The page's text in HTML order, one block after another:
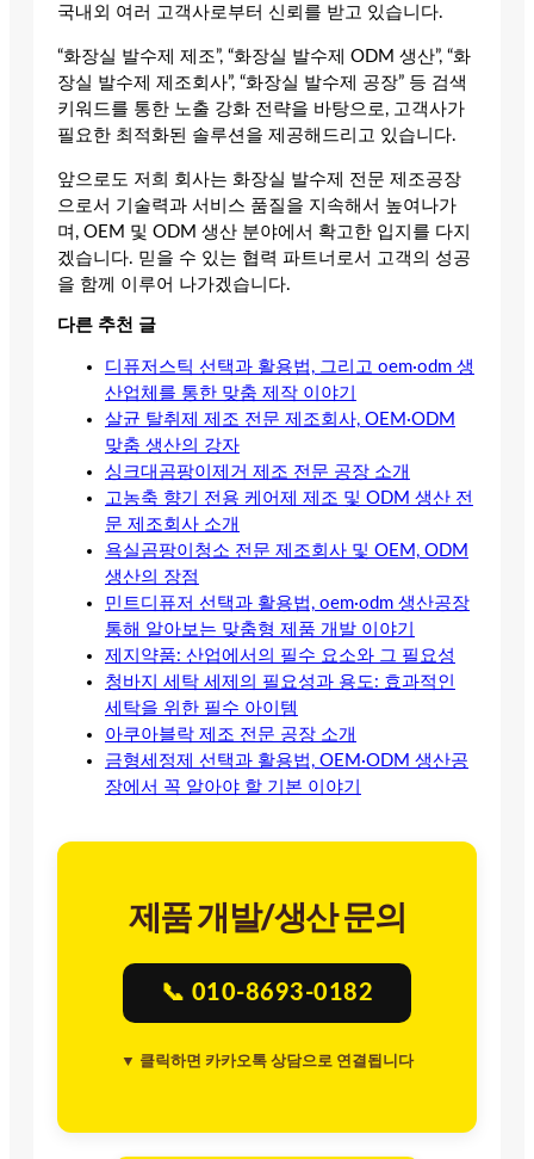
국내외 여러 고객사로부터 신뢰를 받고 있습니다.
“화장실 발수제 제조”, “화장실 발수제 ODM 생산”, “화
장실 발수제 제조회사”, “화장실 발수제 공장” 등 검색
키워드를 통한 노출 강화 전략을 바탕으로, 고객사가
필요한 최적화된 솔루션을 제공해드리고 있습니다.
앞으로도 저희 회사는 화장실 발수제 전문 제조공장
으로서 기술력과 서비스 품질을 지속해서 높여나가
며, OEM 및 ODM 생산 분야에서 확고한 입지를 다지
겠습니다. 믿을 수 있는 협력 파트너로서 고객의 성공
을 함께 이루어 나가겠습니다.
다른 추천 글
디퓨저스틱 선택과 활용법, 그리고 oem·odm 생
산업체를 통한 맞춤 제작 이야기
살균 탈취제 제조 전문 제조회사, OEM·ODM
맞춤 생산의 강자
싱크대곰팡이제거 제조 전문 공장 소개
고농축 향기 전용 케어제 제조 및 ODM 생산 전
문 제조회사 소개
욕실곰팡이청소 전문 제조회사 및 OEM, ODM
생산의 장점
민트디퓨저 선택과 활용법, oem·odm 생산공장
통해 알아보는 맞춤형 제품 개발 이야기
제지약품: 산업에서의 필수 요소와 그 필요성
청바지 세탁 세제의 필요성과 용도: 효과적인
세탁을 위한 필수 아이템
아쿠아블락 제조 전문 공장 소개
금형세정제 선택과 활용법, OEM·ODM 생산공
장에서 꼭 알아야 할 기본 이야기
제품 개발/생산 문의
📞 010-8693-0182
▼ 클릭하면 카카오톡 상담으로 연결됩니다